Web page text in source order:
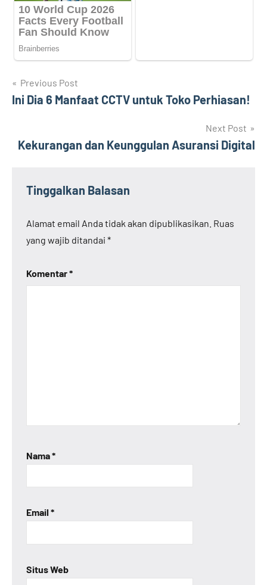
Navigasi
pos
Previous Post
Ini Dia 6 Manfaat CCTV untuk Toko Perhiasan!
Next Post
Kekurangan dan Keunggulan Asuransi Digital
Tinggalkan Balasan
Alamat email Anda tidak akan dipublikasikan. Ruas
yang wajib ditandai *
Komentar*
Nama*
Email *
Situs Web